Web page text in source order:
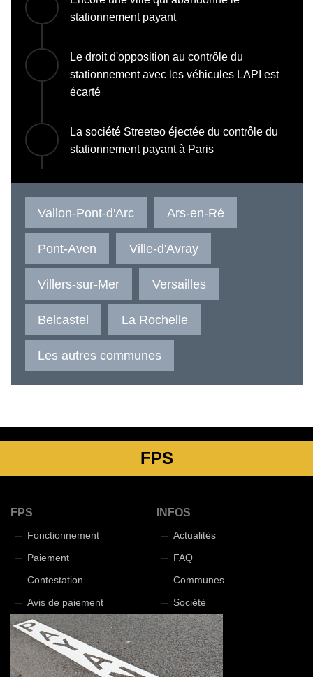
stationnement payant
Le droit d'opposition au contrôle du
stationnement avec les véhicules LAPI est
écarté
La société Streeteo éjectée du contrôle du
stationnement payant à Paris
Vallon-Pont-d'Arc Ars-en-Ré
Pont-Aven Ville-d'Avray
Villers-sur-Mer Versailles
Belcastel La Rochelle
Les autres communes
FPS
FPS
Fonctionnement
Paiement
Contestation
Avis de paiement
INFOS
Actualités
FAQ
Communes
Société